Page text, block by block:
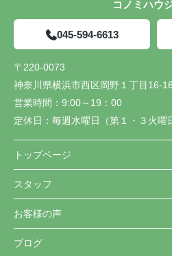
コノミハウ
045-594-6613
〒220-0073
神奈川県横浜市西区岡野１丁目16-
営業時間： 9:00～19：00
定休日： 毎週水曜日（第１・３火曜
トップページ
スタッフ
お客様の声
ブログ